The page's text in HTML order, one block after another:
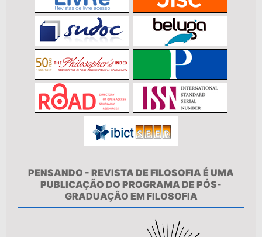
PENSANDO - REVISTA DE FILOSOFIA É UMA
PUBLICAÇÃO DO PROGRAMA DE PÓS-
GRADUAÇÃO EM FILOSOFIA